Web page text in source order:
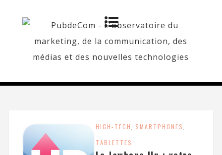
HIGH-TECH, SMARTPHONES,
TABLETTES